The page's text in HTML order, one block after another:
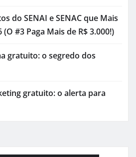
do SENAI e SENAC que Mais
#3 Paga Mais de R$ 3.000!)
gratuito: o segredo dos
gratuito: o alerta para